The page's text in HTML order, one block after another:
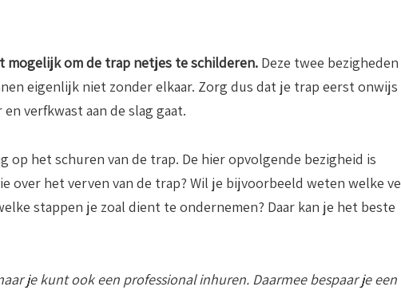
om de trap netjes te schilderen. Deze twee bezigheden
eigenlijk niet zonder elkaar. Zorg dus dat je trap eerst onwijs
verfkwast aan de slag gaat.
het schuren van de trap. De hier opvolgende bezigheid is
over het verven van de trap? Wil je bijvoorbeeld weten welke
stappen je zoal dient te ondernemen? Daar kan je het beste
je kunt ook een professional inhuren. Daarmee bespaar je een